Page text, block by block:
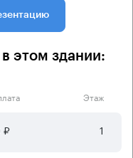
этом здании:
Этаж
₽ 1